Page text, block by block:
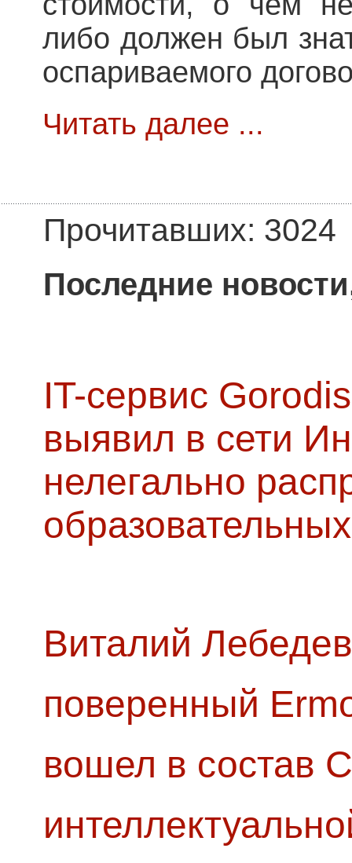
либо должен был
оспариваемого
Читать далее ...
Прочитавших: 3024
Последние
IT-сервис
выявил в сети
нелегально
Виталий
поверенный
вошел в состав